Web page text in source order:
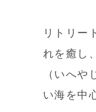
リトリー
れを癒し
（いへ
い海を中